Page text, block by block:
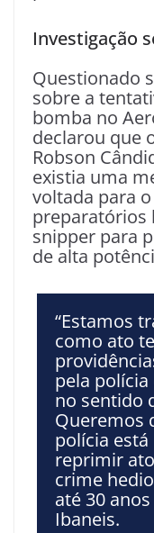
Investigação
Questionado
sobre a
bomba no
declarou que
Robson
existia uma
voltada para
preparatórios
snipper para
de alta
“Estamos
como ato
pela
no sentido
Queremos
polícia
reprimir
crime
até 30
Ibaneis.